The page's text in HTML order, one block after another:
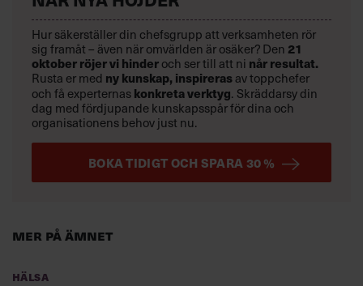
Mer på ämnet
Hälsa
Hur säkerställer din chefsgrupp att verksamheten rör
sig framåt – även när omvärlden är osäker? Den 21
oktoberröjer vi hinderoch ser till att ni når resultat.
Rusta er med ny kunskap, inspirerasav toppchefer
och få experternaskonkreta verktyg. Skräddarsy din
dag med fördjupande kunskapsspår för dina och
organisationens behov just nu.
BOKA TIDIGT OCH SPARA 30 %